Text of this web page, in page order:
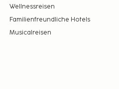
Wellnessreisen
Familienfreundliche Hotels
Musicalreisen